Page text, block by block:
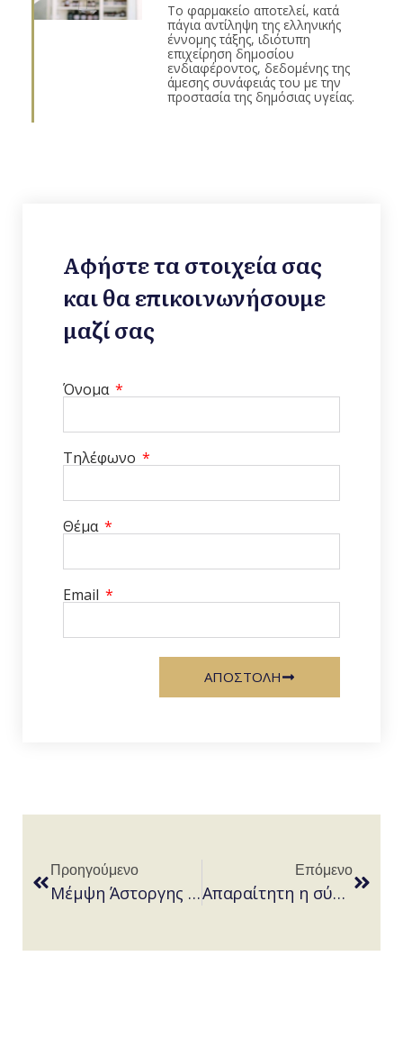
Το φαρμακείο αποτελεί, κατά
πάγια αντίληψη της ελληνικής
έννομης τάξης, ιδιότυπη
επιχείρηση δημοσίου
ενδιαφέροντος, δεδομένης της
άμεσης συνάφειάς του με την
προστασία της δημόσιας υγείας.
Αφήστε τα στοιχεία σας
και θα επικοινωνήσουμε
μαζί σας
Όνομα
Τηλέφωνο
Θέμα
Email
ΑΠΟΣΤΟΛΗ
Προηγούμενο
Μέμψη Άστοργης Δωρεάς
Επόμενο
Απαραίτητη η σύμφωνη γνώμη όλων των συνιδιοκτητών για νομιμοποίηση αυθαίρετων κατασκευών σε κοινόχρηστα μέρη ακινήτου επί ελλείψεως κανονισμού οροφοκτησίας (ΟλΣτΕ 1616/2025).